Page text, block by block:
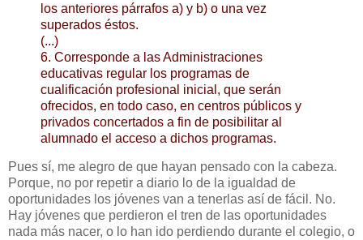
los anteriores párrafos a) y b) o una vez
superados éstos.
(...)
6. Corresponde a las Administraciones
educativas regular los programas de
cualificación profesional inicial, que serán
ofrecidos, en todo caso, en centros públicos y
privados concertados a fin de posibilitar al
alumnado el acceso a dichos programas.
Pues sí, me alegro de que hayan pensado con la cabeza.
Porque, no por repetir a diario lo de la igualdad de
oportunidades los jóvenes van a tenerlas así de fácil. No.
Hay jóvenes que perdieron el tren de las oportunidades
nada más nacer, o lo han ido perdiendo durante el colegio, o